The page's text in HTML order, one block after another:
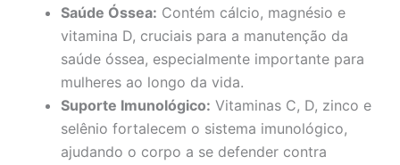
Saúde Óssea: Contém cálcio, magnésio e
vitamina D, cruciais para a manutenção da
saúde óssea, especialmente importante para
mulheres ao longo da vida.
Suporte Imunológico: Vitaminas C, D, zinco e
selênio fortalecem o sistema imunológico,
ajudando o corpo a se defender contra